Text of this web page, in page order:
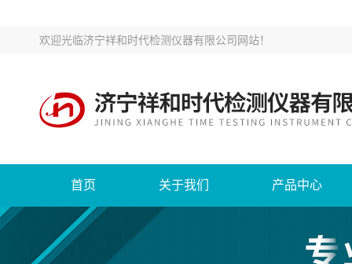
欢迎光临济宁祥和时代检测仪器有限公司网站！
首页 关于我们 产品中心